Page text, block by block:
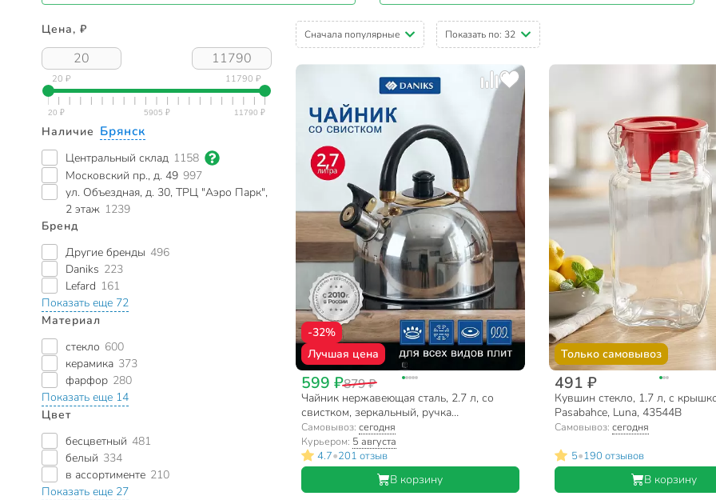
Цена, ₽
20 ₽ 11790 ₽
Наличие Брянск
Центральный склад 1158
Московский пр., д. 49 997
ул. Объездная, д. 30, ТРЦ "Аэро Парк",
2 этаж 1239
Бренд
Другие бренды 496
Daniks 223
Lefard 161
Показать еще 72
Материал
стекло 600
керамика 373
фарфор 280
Показать еще 14
Цвет
бесцветный 481
белый 334
в ассортименте 210
Показать еще 27
Сначала популярные Показать по: 32
-32%
Лучшая цена
599 ₽879 ₽
Чайник нержавеющая сталь, 2.7 л, со
свистком, зеркальный, ручка
бакелитовая, Daniks, индукция, M-001
Самовывоз: сегодня
Курьером: 5 августа
4.7•201 отзыв
В корзину
Только самовывоз
491 ₽
Кувшин стекло, 1.7 л, с
Pasabahce, Luna, 43544B
Самовывоз: сегодня
5•190 отзывов
В корзину